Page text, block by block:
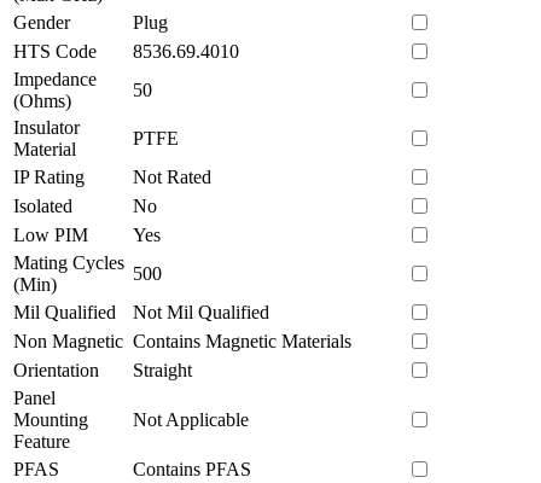
Gender
Plug
HTS Code
8536.69.4010
Impedance
(Ohms)
50
Insulator
Material
PTFE
IP Rating
Not Rated
Isolated
No
Low PIM
Yes
Mating Cycles
(Min)
500
Mil Qualified
Not Mil Qualified
Non Magnetic Contains Magnetic Materials
Orientation
Straight
Panel
Mounting
Feature
Not Applicable
PFAS
Contains PFAS